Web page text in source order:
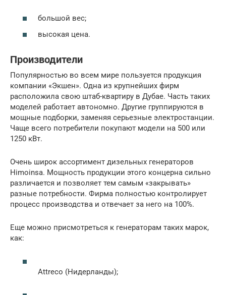
большой вес;
высокая цена.
Производители
Популярностью во всем мире пользуется продукция
компании «Экшен». Одна из крупнейших фирм
расположила свою штаб-квартиру в Дубае. Часть таких
моделей работает автономно. Другие группируются в
мощные подборки, заменяя серьезные электростанции.
Чаще всего потребители покупают модели на 500 или
1250 кВт.
Очень широк ассортимент дизельных генераторов
Himoinsa. Мощность продукции этого концерна сильно
различается и позволяет тем самым «закрывать»
разные потребности. Фирма полностью контролирует
процесс производства и отвечает за него на 100%.
Еще можно присмотреться к генераторам таких марок,
как:
Attreco (Нидерланды);